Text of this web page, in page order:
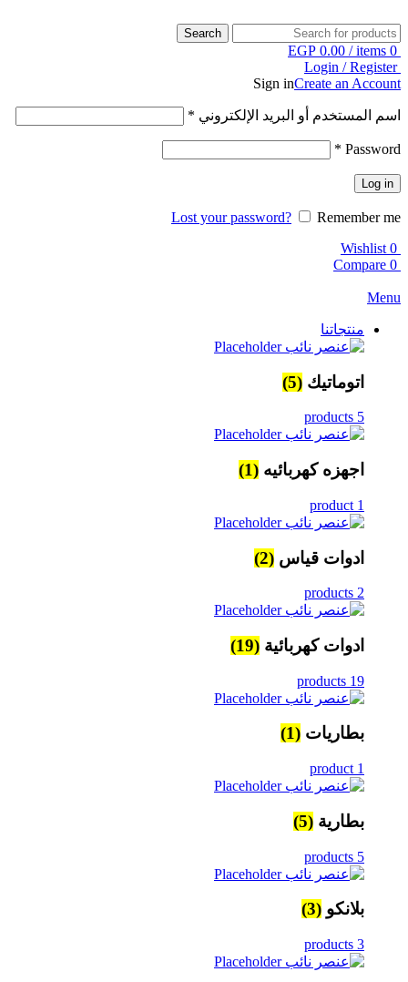
Search
0
items
/
EGP 0.00
Login / Register
Sign inCreate an Account
اسم المستخدم أو البريد الإلكتروني *
Password
*
Log in
Lost your password?
Remember me
0
Wishlist
0
Compare
Menu
منتجاتنا
اتوماتيك (5)
5 products
اجهزه كهربائيه (1)
1 product
ادوات قياس (2)
2 products
ادوات كهربائية (19)
19 products
بطاريات (1)
1 product
بطارية (5)
5 products
بلانكو (3)
3 products